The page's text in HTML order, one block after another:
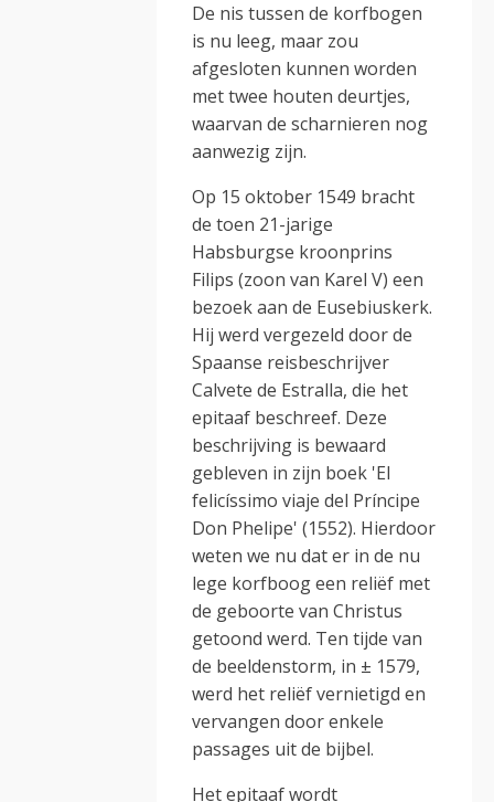
De nis tussen de korfbogen
is nu leeg, maar zou
afgesloten kunnen worden
met twee houten deurtjes,
waarvan de scharnieren nog
aanwezig zijn.
Op 15 oktober 1549 bracht
de toen 21-jarige
Habsburgse kroonprins
Filips (zoon van Karel V) een
bezoek aan de Eusebiuskerk.
Hij werd vergezeld door de
Spaanse reisbeschrijver
Calvete de Estralla, die het
epitaaf beschreef. Deze
beschrijving is bewaard
gebleven in zijn boek 'El
felicíssimo viaje del Príncipe
Don Phelipe' (1552). Hierdoor
weten we nu dat er in de nu
lege korfboog een reliëf met
de geboorte van Christus
getoond werd. Ten tijde van
de beeldenstorm, in ± 1579,
werd het reliëf vernietigd en
vervangen door enkele
passages uit de bijbel.
Het epitaaf wordt